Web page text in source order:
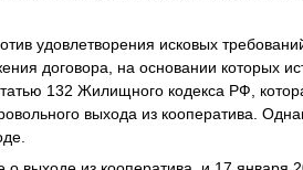
удовлетворения исковых
договора, на основании которых
132 Жилищного кодекса РФ,
выхода из кооператива.